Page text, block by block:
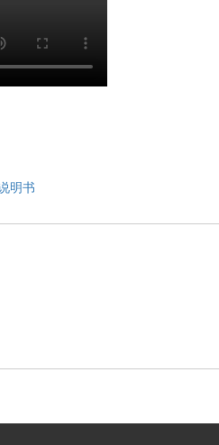
明书